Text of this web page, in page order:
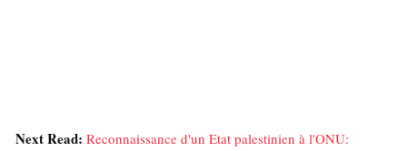
Next Read: Reconnaissance d'un Etat palestinien à l'ONU: